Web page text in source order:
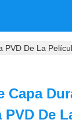
De La
Capa
PVD De